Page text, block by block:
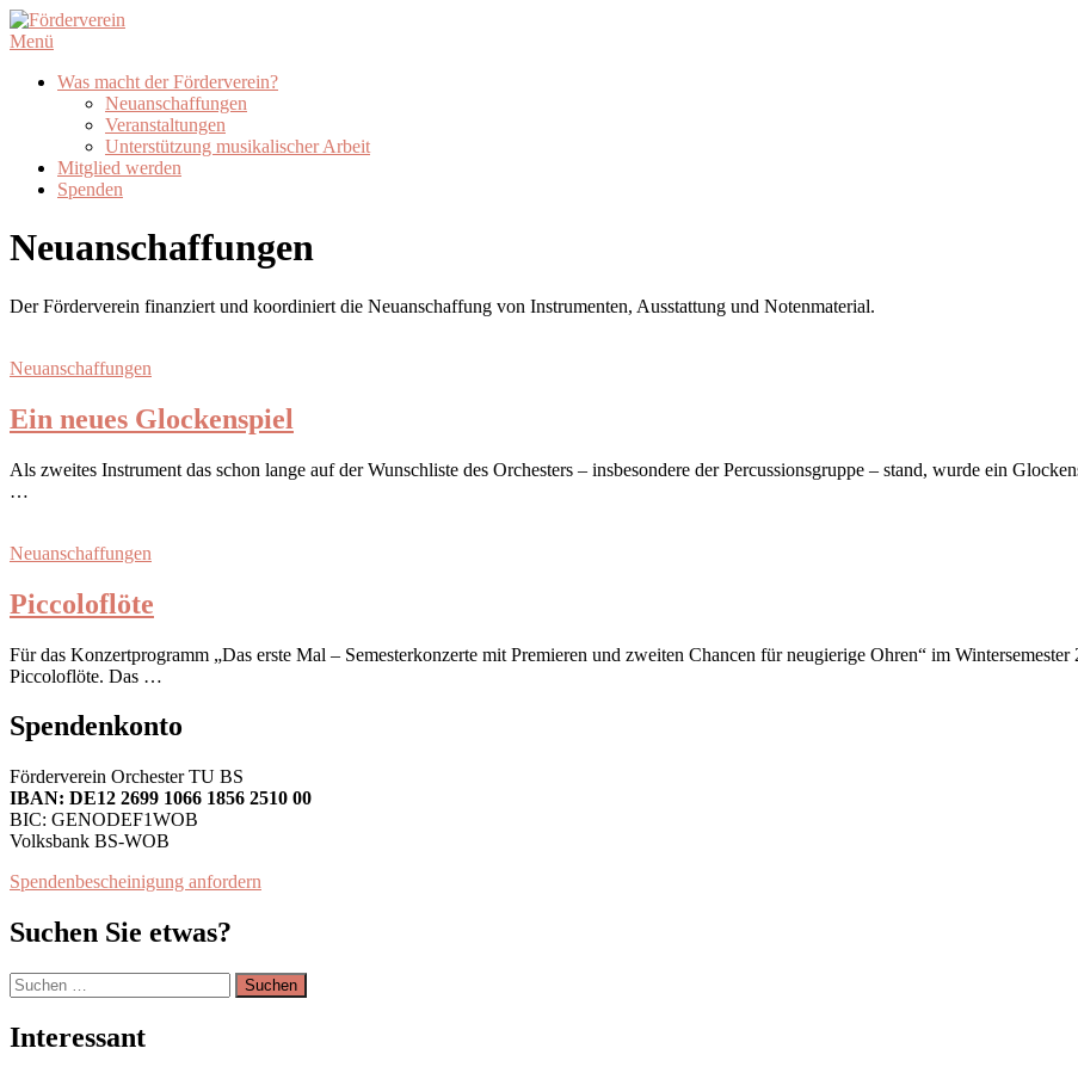
Zum
Inhalt
Menü
Was macht der Förderverein?
Neuanschaffungen
Veranstaltungen
Unterstützung musikalischer Arbeit
Mitglied werden
Spenden
Neuanschaffungen
Der Förderverein finanziert und koordiniert die Neuanschaffung von Instrumenten, Ausstattung und Notenmaterial.
Neuanschaffungen
Ein neues Glockenspiel
Als zweites Instrument das schon lange auf der Wunschliste des Orchesters – insbesondere der Percussionsgruppe – stand, wurde ein
…
Neuanschaffungen
Piccoloflöte
Für das Konzertprogramm „Das erste Mal – Semesterkonzerte mit Premieren und zweiten Chancen für neugierige Ohren“ im
Piccoloflöte. Das …
Spendenkonto
Förderverein Orchester TU BS
IBAN: DE12 2699 1066 1856 2510 00
BIC: GENODEF1WOB
Volksbank BS-WOB
Spendenbescheinigung anfordern
Suchen Sie etwas?
Suchen
nach:
Interessant